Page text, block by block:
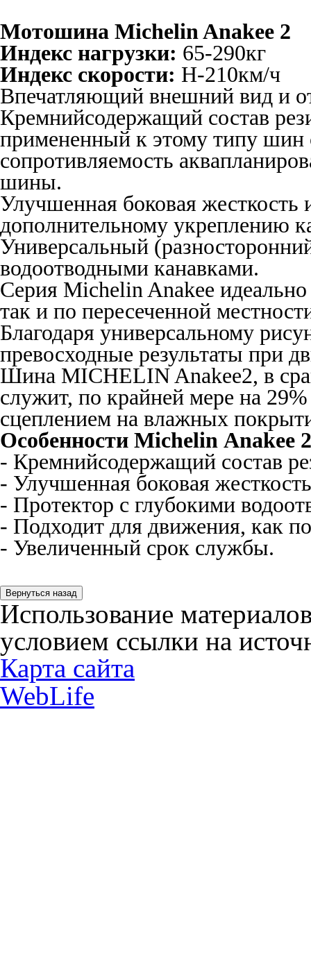
Мотошина Michelin Anakee 2
Индекс нагрузки: 65-290кг
Индекс скорости: H-210км/ч
Впечатляющий внешний вид и
Кремнийсодержащий состав
примененный к этому типу шин
сопротивляемость
шины.
Улучшенная боковая жесткость
дополнительному укреплению
Универсальный
водоотводными канавками.
Серия Michelin Anakee
так и по пересеченной
Благодаря универсальному
превосходные результаты при
Шина MICHELIN Anakee2, в
служит, по крайней мере на
сцеплением на влажных
Особенности Michelin Anakee
- Кремнийсодержащий состав
- Улучшенная боковая
- Протектор с глубокими
- Подходит для движения, как
- Увеличенный срок службы.
Использование
условием ссылки на
Карта сайта
WebLife